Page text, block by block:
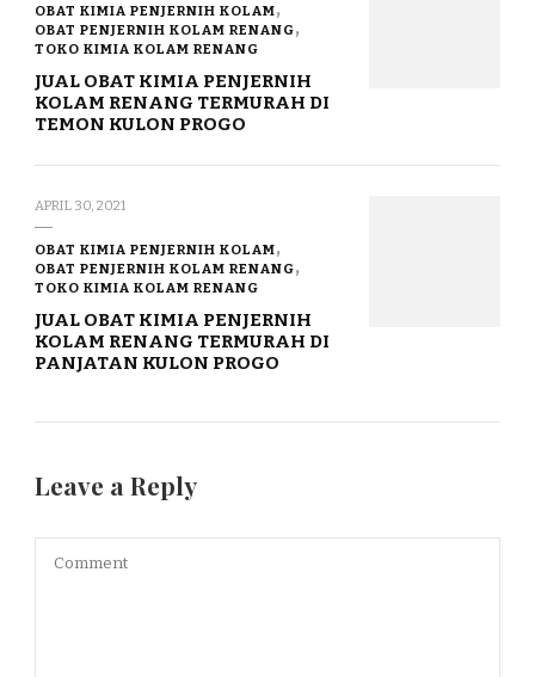
OBAT KIMIA PENJERNIH KOLAM
OBAT PENJERNIH KOLAM RENANG
TOKO KIMIA KOLAM RENANG
JUAL OBAT KIMIA PENJERNIH
KOLAM RENANG TERMURAH DI
TEMON KULON PROGO
APRIL 30, 2021
OBAT KIMIA PENJERNIH KOLAM
OBAT PENJERNIH KOLAM RENANG
TOKO KIMIA KOLAM RENANG
JUAL OBAT KIMIA PENJERNIH
KOLAM RENANG TERMURAH DI
PANJATAN KULON PROGO
Leave a Reply